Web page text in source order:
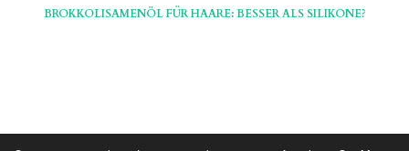
BROKKOLISAMENÖL FÜR HAARE: BESSER ALS SILIKONE?